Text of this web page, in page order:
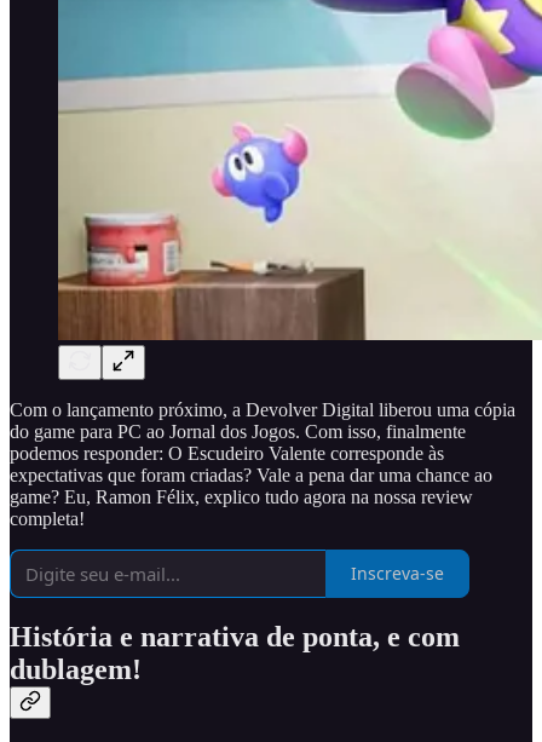
Com o lançamento próximo, a Devolver Digital liberou uma cópia
do game para PC ao Jornal dos Jogos. Com isso, finalmente
podemos responder: O Escudeiro Valente corresponde às
expectativas que foram criadas? Vale a pena dar uma chance ao
game? Eu, Ramon Félix, explico tudo agora na nossa review
completa!
Inscreva-se
História e narrativa de ponta, e com
dublagem!